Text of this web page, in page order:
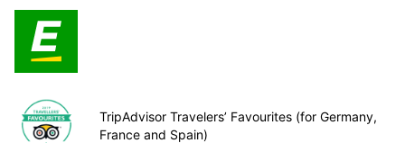
TripAdvisor Travelers’ Favourites (for Germany,
France and Spain)